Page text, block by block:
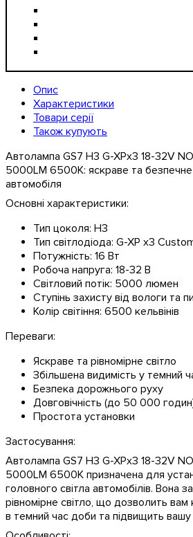
Опис
Характеристики
Товари серії
Також купують
Автолампа GS7 H3 G-XPx3 18-32V
5000LM 6500K: яскраве та
автомобіля
Основні характеристики:
Тип цоколя: H3
Тип світлодіода: G-XP x3
Потужність: 16 Вт
Робоча напруга: 18-32 В
Світловий потік: 5000 люмен
Ступінь захисту від вологи та
Колір світіння: 6500 кельвінів
Переваги:
Яскраве та рівномірне світло
Збільшена видимість у темний
Безпека дорожнього руху
Довговічність (до 50 000
Простота установки
Застосування:
Автолампа GS7 H3 G-XPx3 18-32V
5000LM 6500K призначена для
головного світла автомобілів. Вона
рівномірне світло, що дозволить
в темний час доби та підвищить